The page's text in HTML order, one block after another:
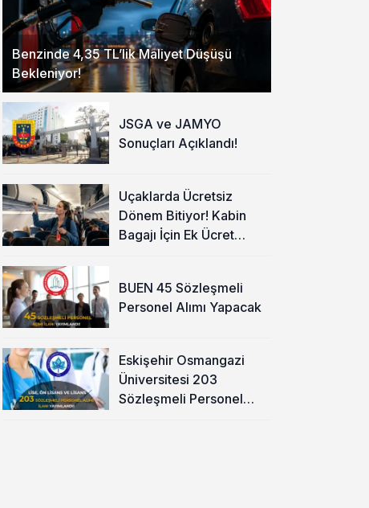
Benzinde 4,35 TL’lik Maliyet Düşüşü
Bekleniyor!
JSGA ve JAMYO
Sonuçları Açıklandı!
Uçaklarda Ücretsiz
Dönem Bitiyor! Kabin
Bagajı İçin Ek Ücret
BUEN 45 Sözleşmeli
Personel Alımı Yapacak
Eskişehir Osmangazi
Üniversitesi 203
Sözleşmeli Personel